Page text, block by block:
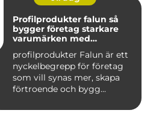
Profilprodukter falun så
bygger företag starkare
varumärken med
profilprodukter Falun är ett
nyckelbegrepp för företag
som vill synas mer, skapa
förtroende och bygg...